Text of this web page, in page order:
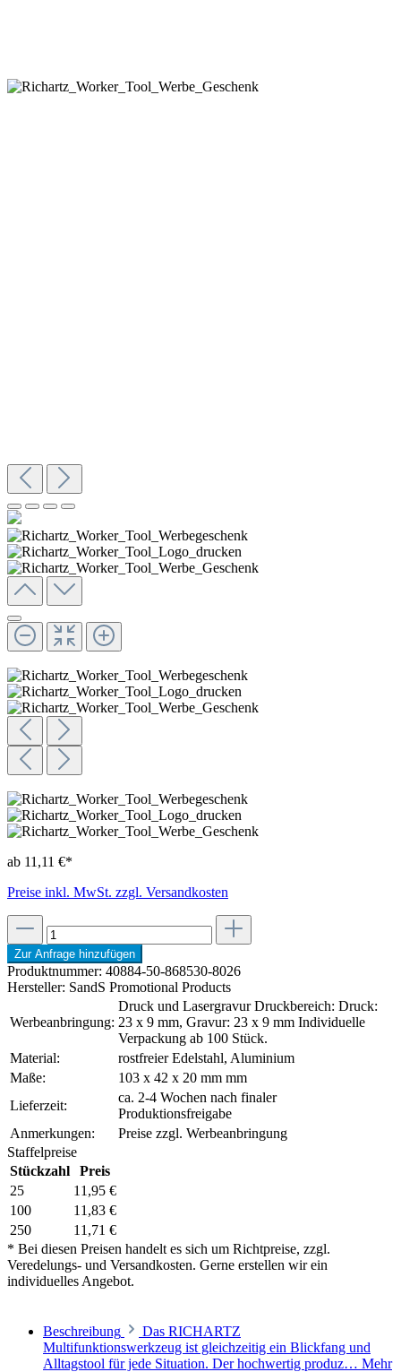
ab 11,11 €*
Preise inkl. MwSt. zzgl. Versandkosten
Zur Anfrage hinzufügen
Produktnummer: 40884-50-868530-8026
Hersteller: SandS Promotional Products
Werbeanbringung:
Druck und Lasergravur Druckbereich: Druck:
23 x 9 mm, Gravur: 23 x 9 mm Individuelle
Verpackung ab 100 Stück.
Material:
rostfreier Edelstahl, Aluminium
Maße:
103 x 42 x 20 mm mm
Lieferzeit:
ca. 2-4 Wochen nach finaler
Produktionsfreigabe
Anmerkungen:
Preise zzgl. Werbeanbringung
Staffelpreise
Stückzahl
Preis
25
11,95 €
100
11,83 €
250
11,71 €
* Bei diesen Preisen handelt es sich um Richtpreise, zzgl.
Veredelungs- und Versandkosten. Gerne erstellen wir ein
individuelles Angebot.
Beschreibung
Das RICHARTZ
Multifunktionswerkzeug ist gleichzeitig ein Blickfang und
Alltagstool für jede Situation. Der hochwertig produz… Mehr